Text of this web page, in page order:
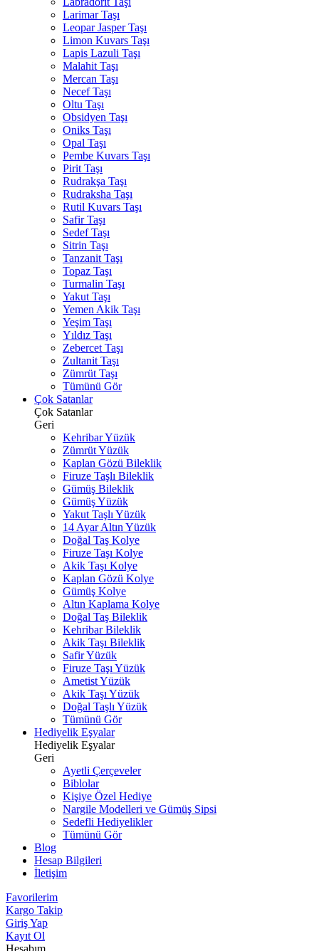
Larimar Taşı
Leopar Jasper Taşı
Limon Kuvars Taşı
Lapis Lazuli Taşı
Malahit Taşı
Mercan Taşı
Necef Taşı
Oltu Taşı
Obsidyen Taşı
Oniks Taşı
Opal Taşı
Pembe Kuvars Taşı
Pirit Taşı
Rudrakşa Taşı
Rudraksha Taşı
Rutil Kuvars Taşı
Safir Taşı
Sedef Taşı
Sitrin Taşı
Tanzanit Taşı
Topaz Taşı
Turmalin Taşı
Yakut Taşı
Yemen Akik Taşı
Yeşim Taşı
Yıldız Taşı
Zebercet Taşı
Zultanit Taşı
Zümrüt Taşı
Tümünü Gör
Çok Satanlar
Çok Satanlar
Geri
Kehribar Yüzük
Zümrüt Yüzük
Kaplan Gözü Bileklik
Firuze Taşlı Bileklik
Gümüş Bileklik
Gümüş Yüzük
Yakut Taşlı Yüzük
14 Ayar Altın Yüzük
Doğal Taş Kolye
Firuze Taşı Kolye
Akik Taşı Kolye
Kaplan Gözü Kolye
Gümüş Kolye
Altın Kaplama Kolye
Doğal Taş Bileklik
Kehribar Bileklik
Akik Taşı Bileklik
Safir Yüzük
Firuze Taşı Yüzük
Ametist Yüzük
Akik Taşı Yüzük
Doğal Taşlı Yüzük
Tümünü Gör
Hediyelik Eşyalar
Hediyelik Eşyalar
Geri
Ayetli Çerçeveler
Biblolar
Kişiye Özel Hediye
Nargile Modelleri ve Gümüş Sipsi
Sedefli Hediyelikler
Tümünü Gör
Blog
Hesap Bilgileri
İletişim
Favorilerim
Kargo Takip
Giriş Yap
Kayıt Ol
Hesabım